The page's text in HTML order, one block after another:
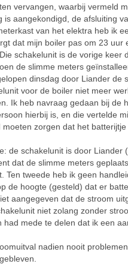
vervangen, waarbij vermeld
is aangekondigd, de afsluiting
van het elektra heb ik
dat mijn boiler pas om 23
schakelunit is de vorige keer
de slimme meters
dinsdag door Liander de
voor de boiler niet meer
Ik heb navraag gedaan bij de
hierbij is, en die vertelde
moeten zorgen dat het
de schakelunit is door
dat de slimme meters
Ten tweede heb ik geen
de hoogte (gesteld) dat er
aangegeven dat de stroom
niet zolang zonder
had mede te delen dat ik een
nadien nooit